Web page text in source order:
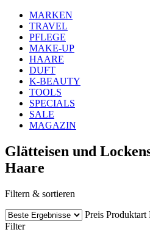
MARKEN
TRAVEL
PFLEGE
MAKE-UP
HAARE
DUFT
K-BEAUTY
TOOLS
SPECIALS
SALE
MAGAZIN
Glätteisen und
Haare
Filtern & sortieren
Preis Produktart
Filter